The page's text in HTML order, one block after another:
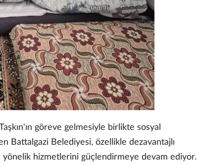
göreve gelmesiyle birlikte sosyal
Battalgazi Belediyesi, özellikle dezavantajlı
yönelik hizmetlerini güçlendirmeye devam ediyor.